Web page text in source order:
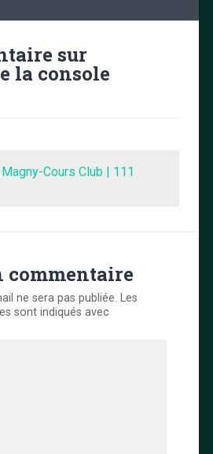
sur
la console
Cours Club | 111
commentaire
ne sera pas publiée. Les
sont indiqués avec